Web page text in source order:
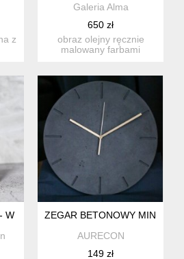
z
Galeria Alma
650 zł
obraz olejny ręcznie
malowany farbami
W STYLU STEAMPUNK II
ZEGAR BETONOWY
AURECON
149 zł